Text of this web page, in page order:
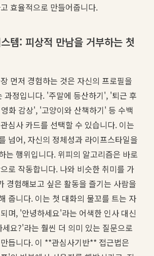
효율적으로 만들어줍니다.
템: 피상적 만남을 거부하는 첫
먼저 경험하는 것은 자신의 프로필을
과정입니다. '주말에 등산하기', '퇴근 후
화 감상', '고양이와 산책하기' 등 수백
심사 카드를 선택할 수 있습니다. 이는
넘어, 자신의 정체성과 라이프스타일을
는 행위입니다. 위피의 알고리즘은 바로
로 작동합니다. 나와 비슷한 취미를 가
경험해보고 싶은 활동을 즐기는 사람을
줍니다. 이는 첫 대화의 물꼬를 트는 자
며, '안녕하세요'라는 어색한 인사 대신
요?'라는 훨씬 더 의미 있는 질문으로
듭니다. 이 **관심사기반** 접근법은